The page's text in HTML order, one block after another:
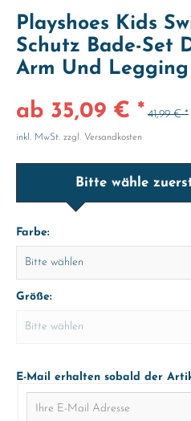
Playshoes Kids
Schutz Bade-Set
Arm Und Legging
ab 35,09 € * 41,99 € *
inkl. MwSt. zzgl. Versandkosten
Bitte wähle
Farbe:
Größe:
E-Mail erhalten sobald der